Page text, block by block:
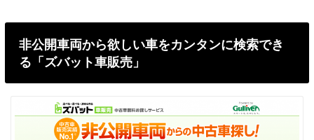
非公開車両から欲しい車をカンタンに検索でき
る「ズバット車販売」